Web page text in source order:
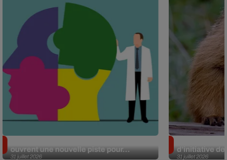
31 juillet 2026
ouvrent une nouvelle piste pour...
31 juillet 2026
d’initiative